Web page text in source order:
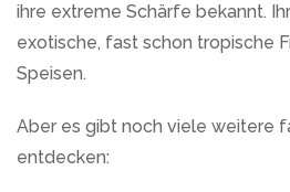
ihre extreme Schärfe bekannt.
exotische, fast schon tropische
Speisen.
Aber es gibt noch viele weitere
entdecken: